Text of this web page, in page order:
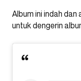
Album ini indah
untuk dengerin